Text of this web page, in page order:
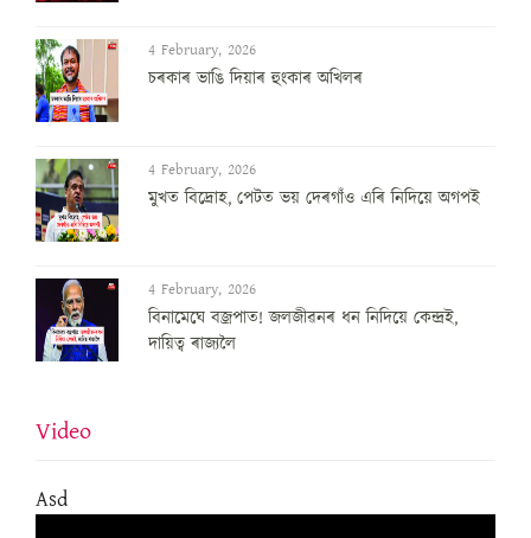
4 February, 2026
চৰকাৰ ভাঙি দিয়াৰ হুংকাৰ অখিলৰ
4 February, 2026
মুখত বিদ্ৰোহ, পেটত ভয় দেৰগাঁও এৰি নিদিয়ে অগপই
4 February, 2026
বিনামেঘে বজ্ৰপাত! জলজীৱনৰ ধন নিদিয়ে কেন্দ্ৰই,
দায়িত্ব ৰাজ্যলৈ
Video
Asd